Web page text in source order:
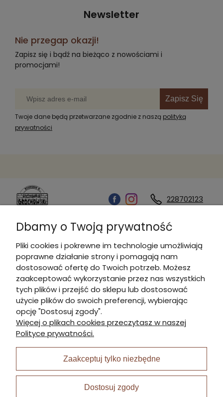
Newsletter
Nie przegap okazji!
Zapisz się i bądź na bieżąco z nowościami i
promocjami!
Zapisz Się
Twoje dane będą przetwarzane zgodnie z naszą polityką
prywatności
228702123
Kontakt
Informacje
Płatności i dostawa
Moje konto
I Nagroda w plabiscycie:
Dbamy o Twoją prywatność
Pliki cookies i pokrewne im technologie umożliwiają
poprawne działanie strony i pomagają nam
dostosować ofertę do Twoich potrzeb. Możesz
zaakceptować wykorzystanie przez nas wszystkich
tych plików i przejść do sklepu lub dostosować
użycie plików do swoich preferencji, wybierając
opcję "Dostosuj zgody".
Więcej o plikach cookies przeczytasz w naszej
Polityce prywatności.
Zaakceptuj tylko niezbędne
Dostosuj zgody